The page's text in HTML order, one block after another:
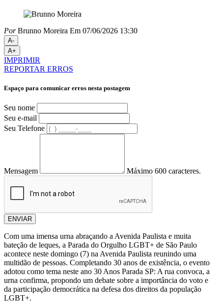
PorBrunno Moreira Em 07/06/2026 13:30
A-
A+
IMPRIMIR
REPORTAR ERROS
Espaço para comunicar erros nesta postagem
Seu nome
Seu e-mail
Seu Telefone
Mensagem Máximo 600 caracteres.
ENVIAR
Com uma imensa urna abraçando a Avenida Paulista e muita
bateção de leques, a Parada do Orgulho LGBT+ de São Paulo
acontece neste domingo (7) na Avenida Paulista reunindo uma
multidão de pessoas. Completando 30 anos de existência, o evento
adotou como tema neste ano 30 Anos Parada SP: A rua convoca, a
urna confirma, propondo um debate sobre a importância do voto e
da participação democrática na defesa dos direitos da população
LGBT+.